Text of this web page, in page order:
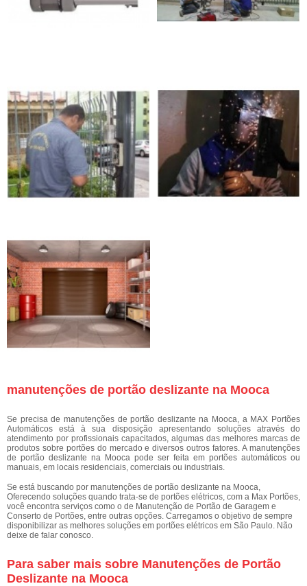
manutenções de portão deslizante na Mooca
Se precisa de manutenções de portão deslizante na Mooca, a MAX Portões
Automáticos está à sua disposição apresentando soluções através do
atendimento por profissionais capacitados, algumas das melhores marcas de
produtos sobre portões do mercado e diversos outros fatores. A manutenções
de portão deslizante na Mooca pode ser feita em portões automáticos ou
manuais, em locais residenciais, comerciais ou industriais.
Se está buscando por manutenções de portão deslizante na Mooca,
Oferecendo soluções quando trata-se de portões elétricos, com a Max Portões,
você encontra serviços como o de Manutenção de Portão de Garagem e
Conserto de Portões, entre outras opções. Carregamos o objetivo de sempre
disponibilizar as melhores soluções em portões elétricos em São Paulo. Não
deixe de falar conosco.
Para saber mais sobre Manutenções de Portão
Deslizante na Mooca